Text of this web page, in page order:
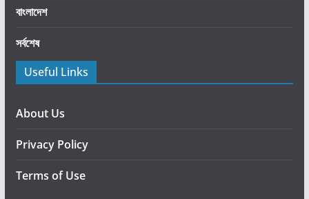
র
ঘো
বাংলাদেশ
সর্বশেষ
Useful Links
About Us
Privacy Policy
Terms of Use